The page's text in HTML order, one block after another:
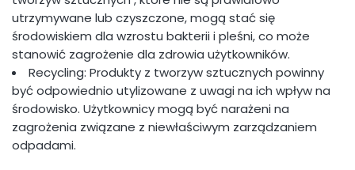
utrzymywane lub czyszczone, mogą stać się
środowiskiem dla wzrostu bakterii i pleśni, co może
stanowić zagrożenie dla zdrowia użytkowników.
Recycling: Produkty z tworzyw sztucznych powinny
być odpowiednio utylizowane z uwagi na ich wpływ na
środowisko. Użytkownicy mogą być narażeni na
zagrożenia związane z niewłaściwym zarządzaniem
odpadami.